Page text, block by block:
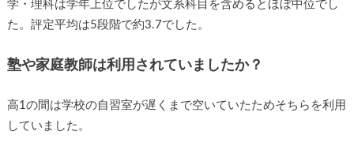
学・理科は学年上位でしたが文系科目を含めるとほぼ中位でし
た。評定平均は5段階で約3.7でした。
塾や家庭教師は利用されていましたか？
高1の間は学校の自習室が遅くまで空いていたためそちらを利用
していました。